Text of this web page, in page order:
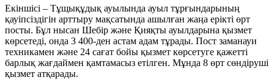
Екіншісі – Тұщықұдық ауылында ауыл тұрғындарының
қауіпсіздігін арттыру мақсатында ашылған жаңа ерікті өрт
посты. Бұл нысан Шебір және Қияқты ауылдарына қызмет
көрсетеді, онда 3 400-ден астам адам тұрады. Пост заманауи
техникамен және 24 сағат бойы қызмет көрсетуге қажетті
барлық жағдаймен қамтамасыз етілген. Мұнда 8 өрт сөндіруші
қызмет атқарады.